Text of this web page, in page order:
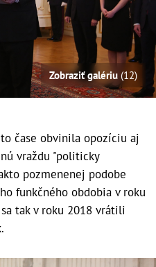
Zobraziť galériu (12)
čase obvinila opozíciu aj
vraždu "politicky
pozmenenej podobe
funkčného obdobia v roku
tak v roku 2018 vrátili